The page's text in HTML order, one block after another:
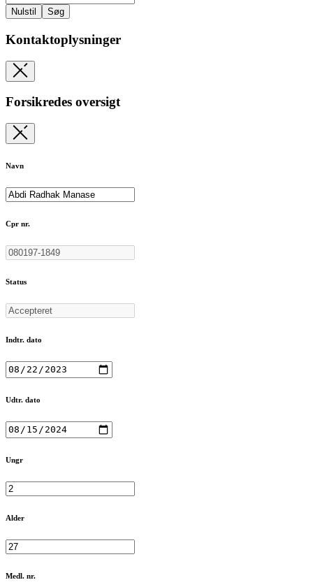
Nulstil Søg
Kontaktoplysninger
Forsikredes oversigt
Navn
Cpr nr.
Status
Indtr. dato
Udtr. dato
Ungr
Alder
Medl. nr.